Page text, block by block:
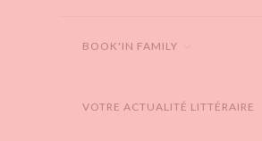
BOOK'IN FAMILY
VOTRE ACTUALITÉ LITTÉRAIRE